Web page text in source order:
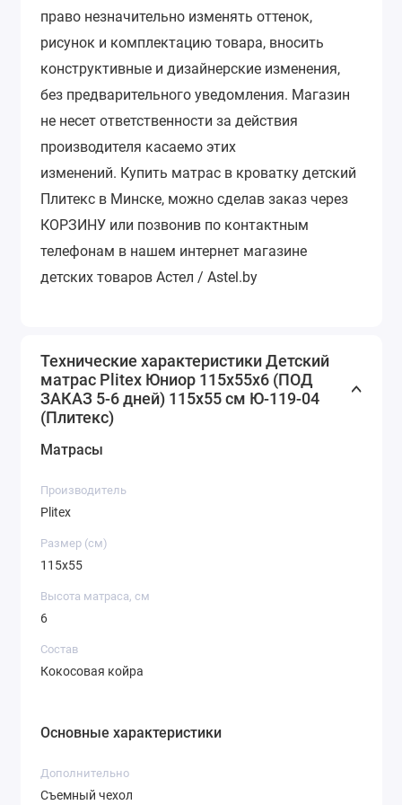
право незначительно изменять оттенок,
рисунок и комплектацию товара, вносить
конструктивные и дизайнерские изменения,
без предварительного уведомления. Магазин
не несет ответственности за действия
производителя касаемо этих
изменений. Купить матрас в кроватку детский
Плитекс в Минске, можно сделав заказ через
КОРЗИНУ или позвонив по контактным
телефонам в нашем интернет магазине
детских товаров Астел / Astel.by
Технические характеристики Детский
матрас Plitex Юниор 115x55x6 (ПОД
ЗАКАЗ 5-6 дней) 115х55 см Ю-119-04
(Плитекс)
Матрасы
Производитель
Plitex
Размер (см)
115х55
Высота матраса, см
6
Состав
Кокосовая койра
Основные характеристики
Дополнительно
Съемный чехол